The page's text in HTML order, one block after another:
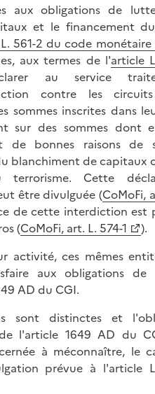
aux obligations de
et le financement
561-2 du code
aux termes de l'article
au service
contre les
sommes inscrites dans
sur des sommes dont
de bonnes raisons de
blanchiment de capitaux
terrorisme. Cette
être divulguée (CoMoFi,
de cette interdiction est
(CoMoFi, art. L. 574-1
).
activité, ces mêmes
aux obligations de
AD du CGI.
sont distinctes et
l'article 1649 AD du
à méconnaître, le
prévue à l'article